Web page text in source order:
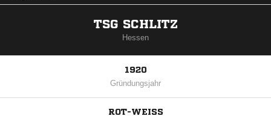
TSG SCHLITZ
Hessen
1920
Gründungsjahr
ROT-WEISS